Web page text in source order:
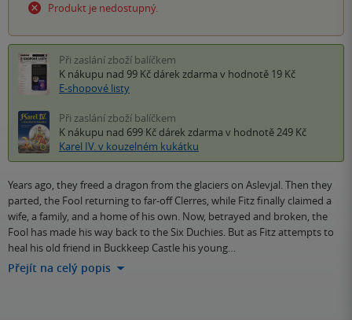
Produkt je nedostupný.
Při zaslání zboží balíčkem
K nákupu nad 99 Kč dárek zdarma v hodnotě 19 Kč
E-shopové listy
Při zaslání zboží balíčkem
K nákupu nad 699 Kč dárek zdarma v hodnotě 249 Kč
Karel IV. v kouzelném kukátku
Years ago, they freed a dragon from the glaciers on Aslevjal. Then they
parted, the Fool returning to far-off Clerres, while Fitz finally claimed a
wife, a family, and a home of his own. Now, betrayed and broken, the
Fool has made his way back to the Six Duchies. But as Fitz attempts to
heal his old friend in Buckkeep Castle his young…
Přejít na celý popis